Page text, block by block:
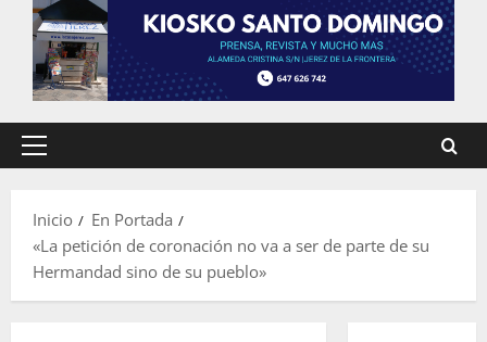
Menú
Inicio
En Portada
«La petición de coronación no va a ser de parte de su
Hermandad sino de su pueblo»